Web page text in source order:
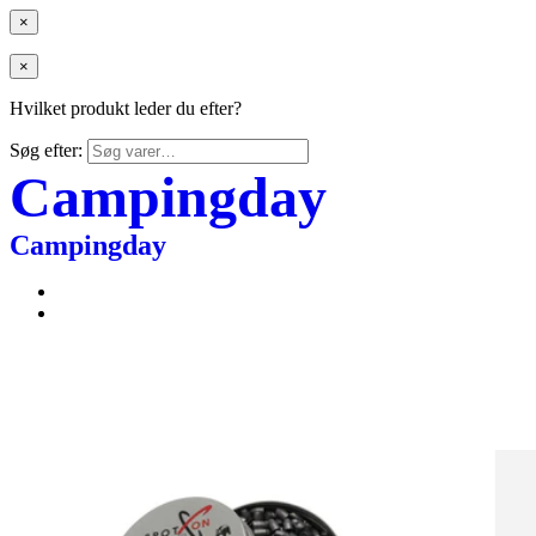
×
×
Hvilket produkt leder du efter?
Søg efter:
Campingday
Campingday